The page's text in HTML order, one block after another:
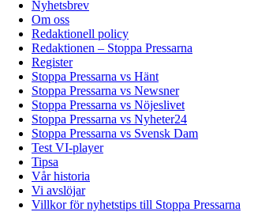
Nyhetsbrev
Om oss
Redaktionell policy
Redaktionen – Stoppa Pressarna
Register
Stoppa Pressarna vs Hänt
Stoppa Pressarna vs Newsner
Stoppa Pressarna vs Nöjeslivet
Stoppa Pressarna vs Nyheter24
Stoppa Pressarna vs Svensk Dam
Test VI-player
Tipsa
Vår historia
Vi avslöjar
Villkor för nyhetstips till Stoppa Pressarna